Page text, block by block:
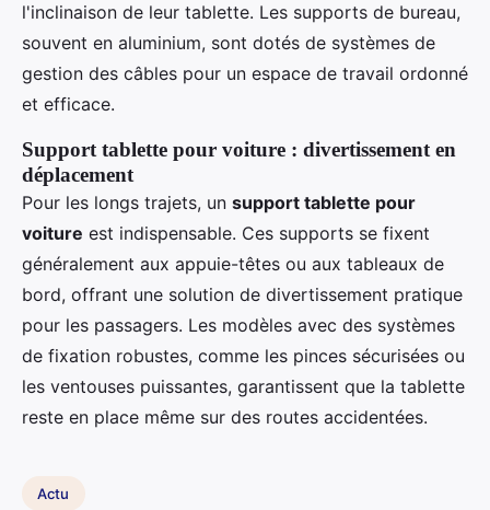
l'inclinaison de leur tablette. Les supports de bureau,
souvent en aluminium, sont dotés de systèmes de
gestion des câbles pour un espace de travail ordonné
et efficace.
Support tablette pour voiture : divertissement en
déplacement
Pour les longs trajets, un support tablette pour
voiture est indispensable. Ces supports se fixent
généralement aux appuie-têtes ou aux tableaux de
bord, offrant une solution de divertissement pratique
pour les passagers. Les modèles avec des systèmes
de fixation robustes, comme les pinces sécurisées ou
les ventouses puissantes, garantissent que la tablette
reste en place même sur des routes accidentées.
Actu